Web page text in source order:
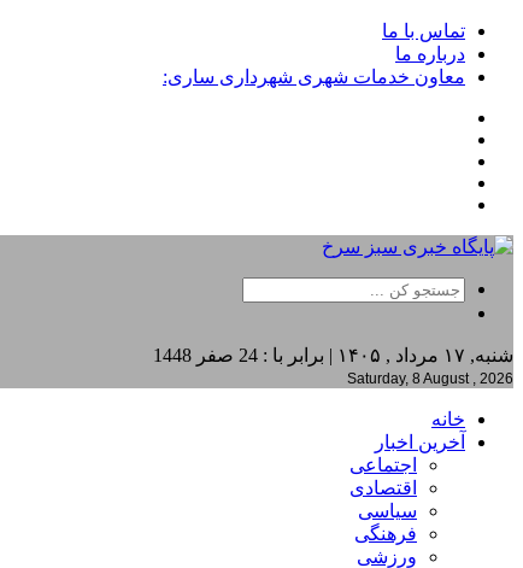
تماس با ما
درباره ما
معاون خدمات شهری شهرداری ساری:
شنبه, ۱۷ مرداد , ۱۴۰۵ | برابر با : 24 صفر 1448
Saturday, 8 August , 2026
خانه
آخرین اخبار
اجتماعی
اقتصادی
سیاسی
فرهنگی
ورزشی